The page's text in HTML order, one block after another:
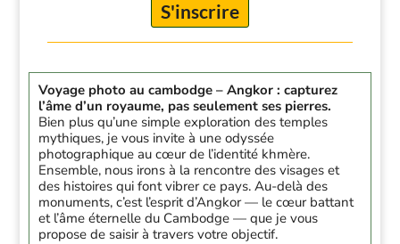
S'inscrire
Voyage photo au cambodge – Angkor : capturez
l’âme d’un royaume, pas seulement ses pierres.
Bien plus qu’une simple exploration des temples
mythiques, je vous invite à une odyssée
photographique au cœur de l’identité khmère.
Ensemble, nous irons à la rencontre des visages et
des histoires qui font vibrer ce pays. Au-delà des
monuments, c’est l’esprit d’Angkor — le cœur battant
et l’âme éternelle du Cambodge — que je vous
propose de saisir à travers votre objectif.